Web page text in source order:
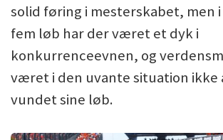
solid føring i mesterskabet, men
fem løb har der været et dyk i
konkurrenceevnen, og
været i den uvante situation ikke
vundet sine løb.